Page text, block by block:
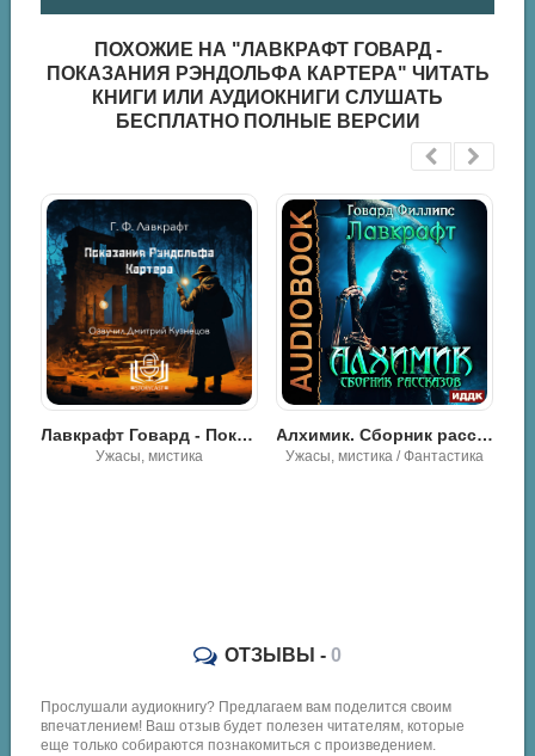
ПОХОЖИЕ НА "ЛАВКРАФТ ГОВАРД -
ПОКАЗАНИЯ РЭНДОЛЬФА КАРТЕРА" ЧИТАТЬ
КНИГИ ИЛИ АУДИОКНИГИ СЛУШАТЬ
БЕСПЛАТНО ПОЛНЫЕ ВЕРСИИ
Лавкрафт Говард - Показания Рэндольфа Картера
Ужасы, мистика
Алхимик. Сборник рассказов
Ужасы, мистика / Фантастика
ОТЗЫВЫ - 0
Прослушали аудиокнигу? Предлагаем вам поделится своим
впечатлением! Ваш отзыв будет полезен читателям, которые
еще только собираются познакомиться с произведением.